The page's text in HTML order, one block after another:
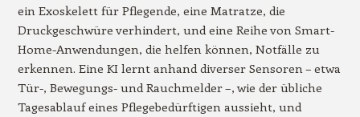
ein Exoskelett für Pflegende, eine Matratze, die
Druckgeschwüre verhindert, und eine Reihe von Smart-
Home-Anwendungen, die helfen können, Notfälle zu
erkennen. Eine KI lernt anhand diverser Sensoren – etwa
Tür-, Bewegungs- und Rauchmelder –, wie der übliche
Tagesablauf eines Pflegebedürftigen aussieht, und